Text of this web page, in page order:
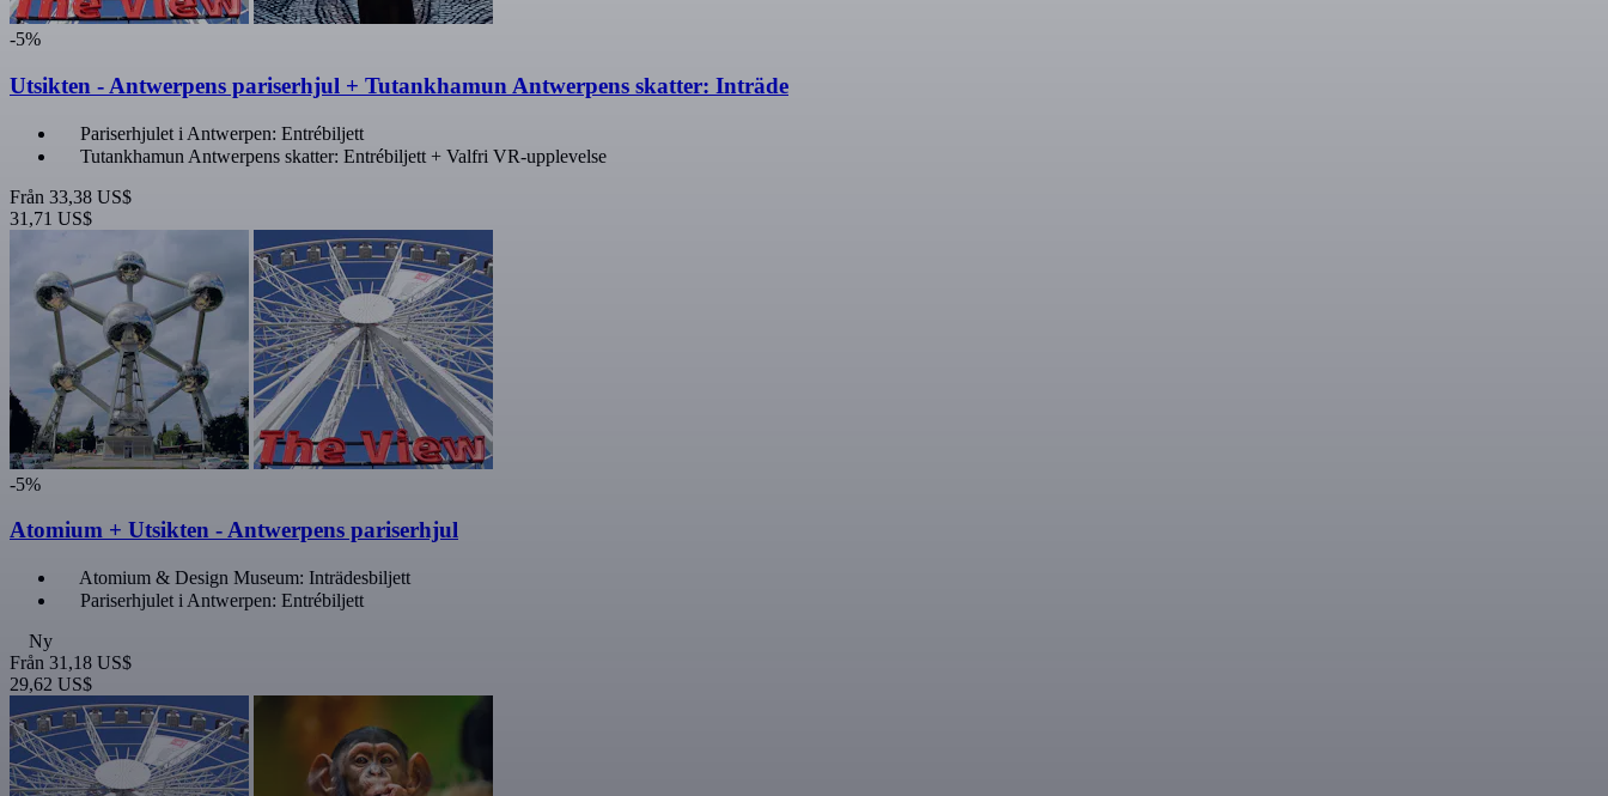
-5%
Utsikten - Antwerpens pariserhjul + Tutankhamun Antwerpens skatter: Inträde
Pariserhjulet i Antwerpen: Entrébiljett
Tutankhamun Antwerpens skatter: Entrébiljett + Valfri VR-upplevelse
Från 33,38 US$
31,71 US$
-5%
Atomium + Utsikten - Antwerpens pariserhjul
Atomium & Design Museum: Inträdesbiljett
Pariserhjulet i Antwerpen: Entrébiljett
Ny
Från 31,18 US$
29,62 US$